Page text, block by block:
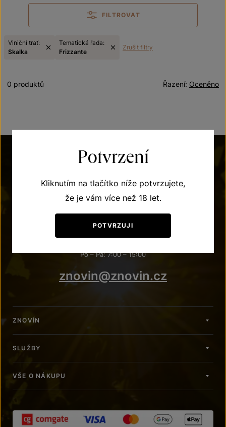
FILTROVAT
Viniční trať:
Skalka
Tematická řada:
Frizzante
Zrušit filtry
Oceněno
Řazení:
0 produktů
+420 515 266 620
Po – Pá: 7:00 – 15:00
znovin@znovin.cz
ZNOVÍN
SLUŽBY
VŠE O NÁKUPU
Potvrzení
Kliknutím na tlačítko níže potvrzujete,
že je vám více než 18 let.
POTVRZUJI